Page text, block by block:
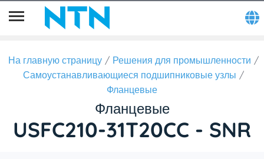
На главную страницу
Решения для промышленности
Самоустанавливающиеся подшипниковые узлы
Фланцевые
Фланцевые
USFC210-31T20CC - SNR